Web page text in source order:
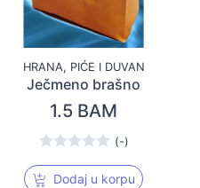
HRANA, PIĆE I DUVAN
Ječmeno brašno
1.5 BAM
(-)
Dodaj u korpu